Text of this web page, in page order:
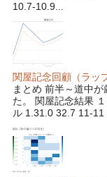
10.7-10.9...
関屋記念回顧（ラッ
まとめ 前半～道中
た。 関屋記念結果
ル 1.31.0 32.7 11-